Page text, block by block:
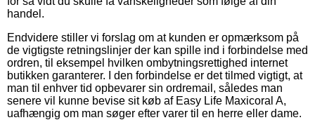
handel.
Endvidere stiller vi forslag om at kunden er opmærksom på
de vigtigste retningslinjer der kan spille ind i forbindelse med
ordren, til eksempel hvilken ombytningsrettighed internet
butikken garanterer. I den forbindelse er det tilmed vigtigt, at
man til enhver tid opbevarer sin ordremail, således man
senere vil kunne bevise sit køb af Easy Life Maxicoral A,
uafhængig om man søger efter varer til en herre eller dame.